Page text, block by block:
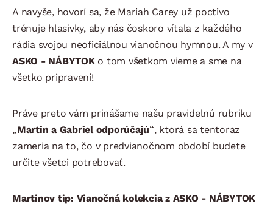
A navyše, hovorí sa, že Mariah Carey už poctivo
trénuje hlasivky, aby nás čoskoro vítala z každého
rádia svojou neoficiálnou vianočnou hymnou. A my v
ASKO - NÁBYTOKo tom všetkom vieme a sme na
všetko pripravení!
Práve preto vám prinášame našu pravidelnú rubriku
„Martin a Gabriel odporúčajú“, ktorá sa tentoraz
zameria na to, čo v predvianočnom období budete
určite všetci potrebovať.
Martinov tip: Vianočná kolekcia z ASKO - NÁBYTOK